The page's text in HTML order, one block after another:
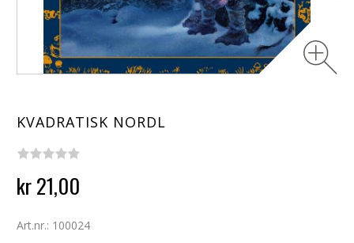
KVADRATISK NORDL
kr 21,00
Art.nr.: 100024